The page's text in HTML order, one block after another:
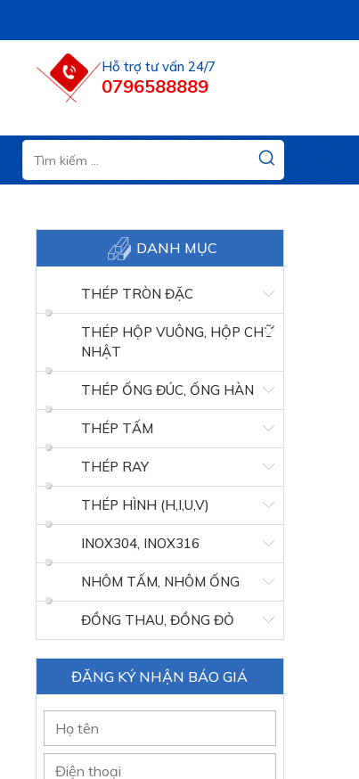
Hỗ trợ tư vấn 24/7
0796588889
DANH MỤC
THÉP TRÒN ĐẶC
THÉP HỘP VUÔNG, HỘP CHỮ
NHẬT
THÉP ỐNG ĐÚC, ỐNG HÀN
THÉP TẤM
THÉP RAY
THÉP HÌNH (H,I,U,V)
INOX304, INOX316
NHÔM TẤM, NHÔM ỐNG
ĐỒNG THAU, ĐỒNG ĐỎ
ĐĂNG KÝ NHẬN BÁO GIÁ